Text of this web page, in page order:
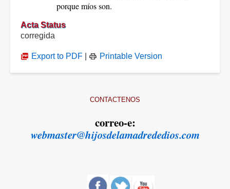
porque míos son.
Acta Status
corregida
Export to PDF Printable Version
CONTACTENOS
correo-e:
webmaster@hijosdelamadrededios.com